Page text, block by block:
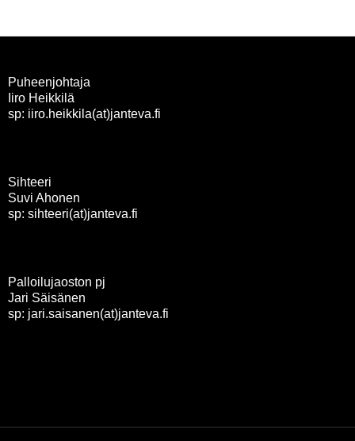
Puheenjohtaja
Iiro Heikkilä
sp: iiro.heikkila(at)janteva.fi
Sihteeri
Suvi Ahonen
sp: sihteeri(at)janteva.fi
Palloilujaoston pj
Jari Säisänen
sp: jari.saisanen(at)janteva.fi